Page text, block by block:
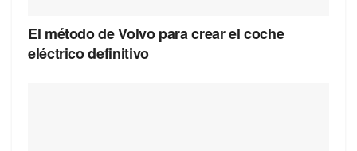
El método de Volvo para crear el coche
eléctrico definitivo